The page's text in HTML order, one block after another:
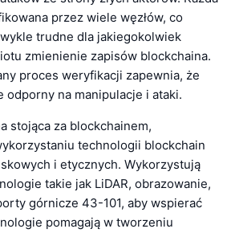
przez wiele węzłów, co
trudne dla jakiegokolwiek
zmienienie zapisów blockchaina.
proces weryfikacji zapewnia, że
odporny na manipulacje i ataki.
stojąca za blockchainem,
technologii blockchain
i etycznych. Wykorzystują
takie jak LiDAR, obrazowanie,
górnicze 43-101, aby wspierać
pomagają w tworzeniu